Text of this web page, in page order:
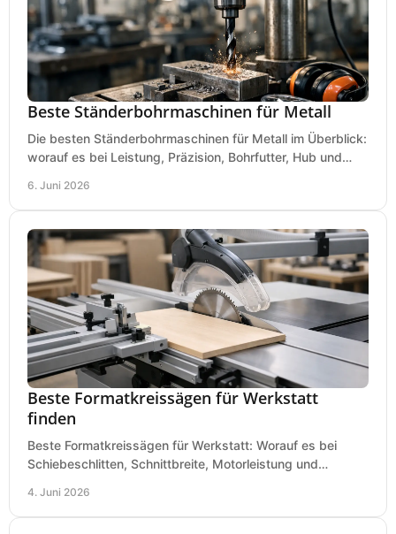
Beste Ständerbohrmaschinen für Metall
Die besten Ständerbohrmaschinen für Metall im Überblick:
worauf es bei Leistung, Präzision, Bohrfutter, Hub und
6. Juni 2026
Beste Formatkreissägen für Werkstatt
finden
Beste Formatkreissägen für Werkstatt: Worauf es bei
Schiebeschlitten, Schnittbreite, Motorleistung und
4. Juni 2026